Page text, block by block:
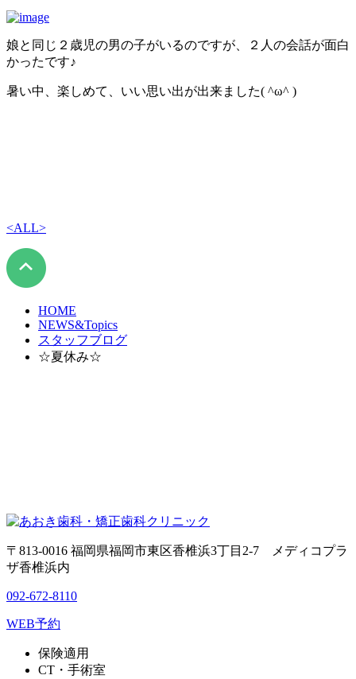
娘と同じ２歳児の男の子がいるのですが、２人の会話が面白
かったです♪
暑い中、楽しめて、いい思い出が出来ました( ^ω^ )
<ALL>
HOME
NEWS&Topics
スタッフブログ
☆夏休み☆
〒813-0016 福岡県福岡市東区香椎浜3丁目2-7 メディコプラ
ザ香椎浜内
092-672-8110
WEB予約
保険適用
CT・手術室